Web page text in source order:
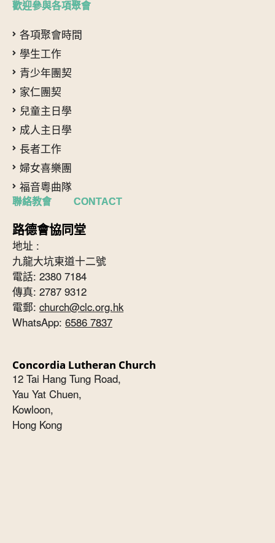
歡迎參與各項聚會
各項聚會時間
學生工作
青少年團契
家仁團契
兒童主日學
成人主日學
長者工作
婦女喜樂團
福音粵曲隊
聯絡教會 CONTACT
路德會協同堂
地址 :
九龍大坑東道十二號
電話: 2380 7184
傳真: 2787 9312
電郵: church@clc.org.hk
WhatsApp: 6586 7837
Concordia Lutheran Church
12 Tai Hang Tung Road,
Yau Yat Chuen,
Kowloon,
Hong Kong